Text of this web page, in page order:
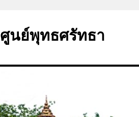
ศูนย์พุทธศรัทธา